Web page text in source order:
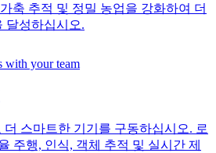
축 추적 및 정밀 농업을 강화하여 더
달성하십시오.
더 스마트한 기기를 구동하십시오. 로
주행, 인식, 객체 추적 및 실시간 제